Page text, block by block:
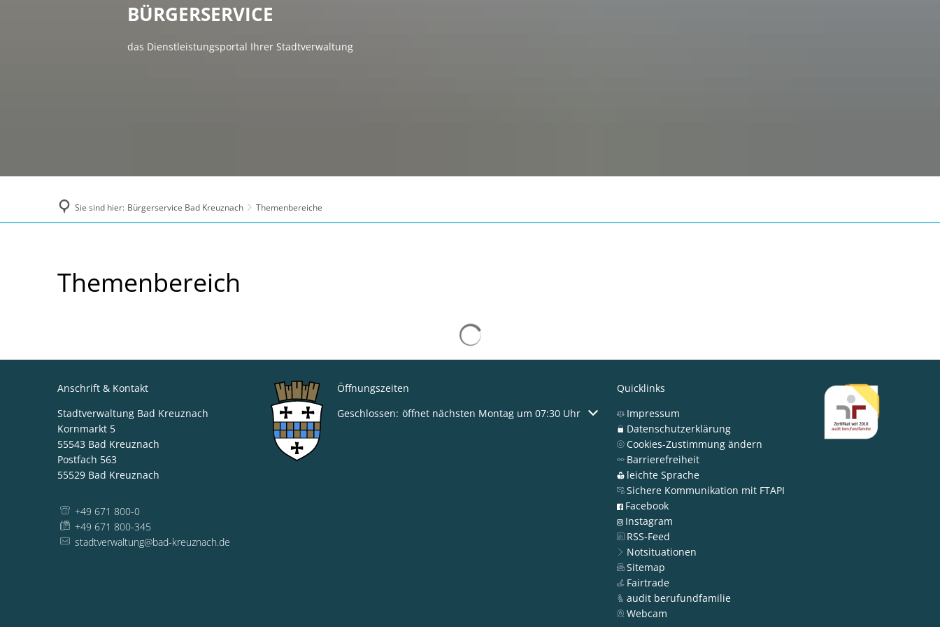
BÜRGERSERVICE
das Dienstleistungsportal Ihrer Stadtverwaltung
Sie sind hier: Bürgerservice Bad Kreuznach Themenbereiche
Themenbereiche
Themenbereich
Anschrift & Kontakt
Stadtverwaltung Bad Kreuznach
Kornmarkt 5
55543 Bad Kreuznach
Postfach 563
55529 Bad Kreuznach
+49 671 800-0
+49 671 800-345
stadtverwaltung@bad-kreuznach.de
Öffnungszeiten
Klicken, um weitere Öffnungs- oder Schließzeiten auszublenden
Geschlossen: öffnet nächsten Montag um 07:30 Uhr
Quicklinks
Impressum
Datenschutzerklärung
Cookies-Zustimmung ändern
Barrierefreiheit
leichte Sprache
Sichere Kommunikation mit FTAPI
Facebook
Instagram
RSS-Feed
Notsituationen
Sitemap
Fairtrade
audit berufundfamilie
Webcam